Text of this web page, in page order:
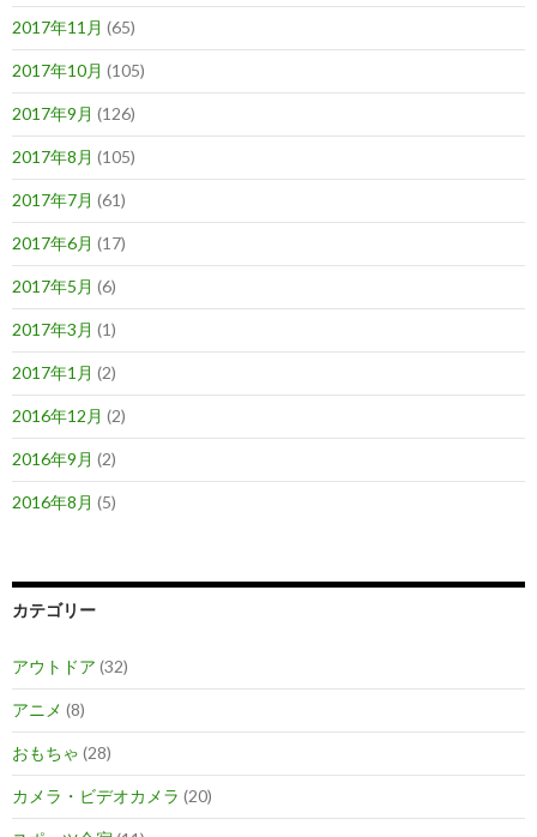
2017年11月 (65)
2017年10月 (105)
2017年9月 (126)
2017年8月 (105)
2017年7月 (61)
2017年6月 (17)
2017年5月 (6)
2017年3月 (1)
2017年1月 (2)
2016年12月 (2)
2016年9月 (2)
2016年8月 (5)
カテゴリー
アウトドア (32)
アニメ (8)
おもちゃ (28)
カメラ・ビデオカメラ (20)